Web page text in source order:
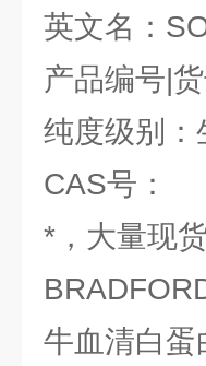
英文名：
产品编号|
纯度级别：
CAS号：
*，大量现
牛血清白